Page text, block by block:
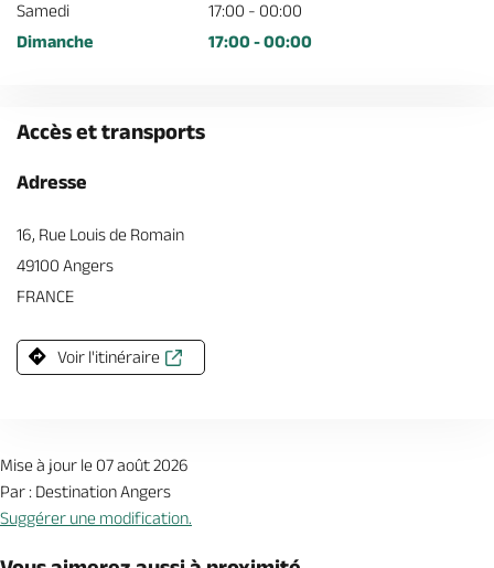
Samedi
17:00 - 00:00
Dimanche
17:00 - 00:00
Accès et transports
Adresse
16, Rue Louis de Romain
49100 Angers
FRANCE
Voir l'itinéraire
Mise à jour le 07 août 2026
Par : Destination Angers
Suggérer une modification.